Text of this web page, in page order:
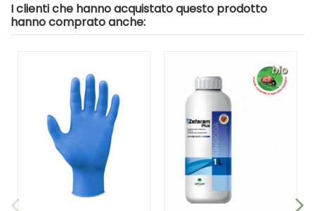
I clienti che hanno acquistato questo prodotto
hanno comprato anche: